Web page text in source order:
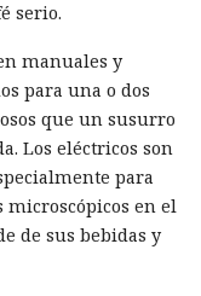
serio.
manuales y
para una o dos
que un susurro
Los eléctricos son
para
microscópicos en el
de sus bebidas y